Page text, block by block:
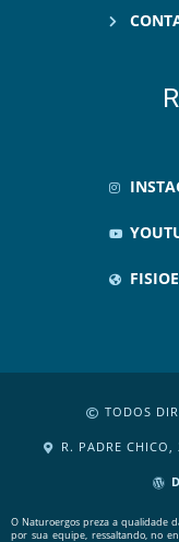
TODOS
R. PADRE
O Naturoergos preza a qualidade
por sua equipe, ressaltando, no